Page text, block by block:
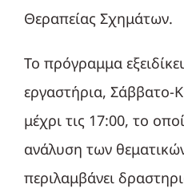
Θεραπείας Σχημάτων.
Το πρόγραμμα
εργαστήρια, Σάββατο-
μέχρι τις 17:00, το
ανάλυση των
περιλαμβάνει